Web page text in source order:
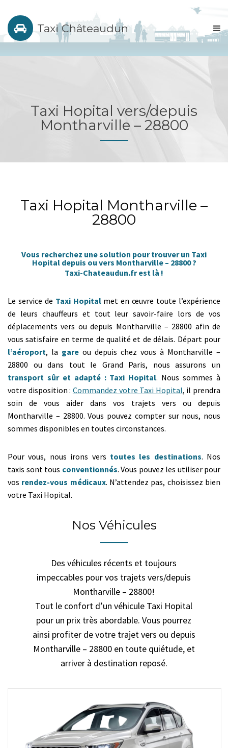
Taxi Châteaudun
Taxi Hopital vers/depuis
Montharville – 28800
Taxi Hopital Montharville –
28800
Vous recherchez une solution pour trouver un Taxi
Hopital depuis ou vers Montharville – 28800 ?
Taxi-Chateaudun.fr est là !
Le service de Taxi Hopitalmet en œuvre toute l’expérience
de leurs chauffeurs et tout leur savoir-faire lors de vos
déplacements vers ou depuis Montharville – 28800 afin de
vous satisfaire en terme de qualité et de délais. Départ pour
l’aéroport, la gare ou depuis chez vous à Montharville –
28800 ou dans tout le Grand Paris, nous assurons un
transport sûr et adapté : Taxi Hopital. Nous sommes à
votre disposition : Commandez votre Taxi Hopital, il prendra
soin de vous aider dans vos trajets vers ou depuis
Montharville – 28800. Vous pouvez compter sur nous, nous
sommes disponibles en toutes circonstances.
Pour vous, nous irons vers toutes les destinations. Nos
taxis sont tous conventionnés. Vous pouvez les utiliser pour
vos rendez-vous médicaux. N’attendez pas, choisissez bien
votre Taxi Hopital.
Nos Véhicules
Des véhicules récents et toujours
impeccables pour vos trajets vers/depuis
Montharville – 28800!
Tout le confort d’un véhicule Taxi Hopital
pour un prix très abordable. Vous pourrez
ainsi profiter de votre trajet vers ou depuis
Montharville – 28800 en toute quiétude, et
arriver à destination reposé.